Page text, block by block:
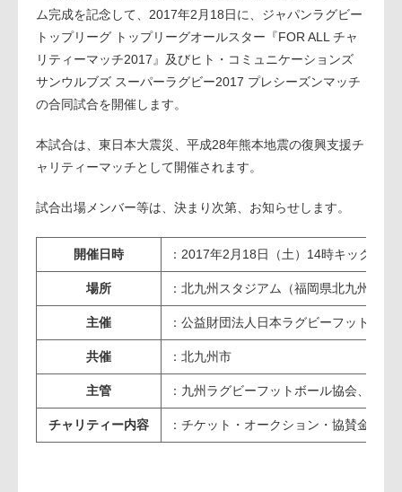
ム完成を記念して、2017年2月18日に、ジャパンラグビー
トップリーグ トップリーグオールスター『FOR ALL チャ
リティーマッチ2017』及びヒト・コミュニケーションズ
サンウルブズ スーパーラグビー2017 プレシーズンマッチ
の合同試合を開催します。
本試合は、東日本大震災、平成28年熊本地震の復興支援チ
ャリティーマッチとして開催されます。
試合出場メンバー等は、決まり次第、お知らせします。
開催日時 ：2017年2月18日（土）14時キックオフ
場所 ：北九州スタジアム（福岡県北九州市小
主催 ：公益財団法人日本ラグビーフットボ
共催 ：北九州市
主管 ：九州ラグビーフットボール協会、福
チャリティー内容 ：チケット・オークション・協賛金の